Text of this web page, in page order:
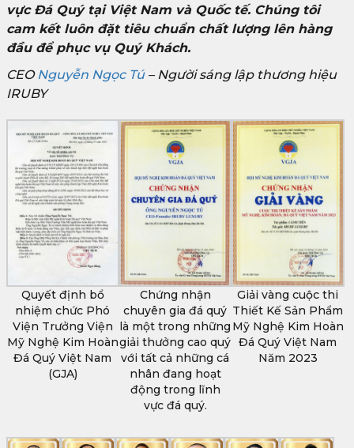
vực Đá Quý tại Việt Nam và Quốc tế. Chúng tôi
cam kết luôn đặt tiêu chuẩn chất lượng lên hàng
đầu để phục vụ Quý Khách.
CEONguyễn Ngọc Tú– Người sáng lập thương hiệu
IRUBY
Quyết định bổ
nhiệm chức Phó
Viện Trưởng Viện
Mỹ Nghệ Kim Hoàn
Đá Quý Việt Nam
(GJA)
Chứng nhận
chuyên gia đá quý
là một trong những
giải thưởng cao quý
với tất cả những cá
nhân đang hoạt
động trong lĩnh
vực đá quý.
Giải vàng cuộc thi
Thiết Kế Sản Phẩm
Mỹ Nghệ Kim Hoàn
Đá Quý Việt Nam
Năm 2023